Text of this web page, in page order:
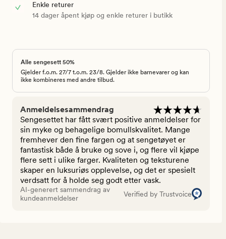
Enkle returer
14 dager åpent kjøp og enkle returer i butikk
Alle sengesett 50%
Gjelder f.o.m. 27/7 t.o.m. 23/8. Gjelder ikke barnevarer og kan
ikke kombineres med andre tilbud.
Anmeldelsesammendrag
Sengesettet har fått svært positive anmeldelser for
sin myke og behagelige bomullskvalitet. Mange
fremhever den fine fargen og at sengetøyet er
fantastisk både å bruke og sove i, og flere vil kjøpe
flere sett i ulike farger. Kvaliteten og teksturene
skaper en luksuriøs opplevelse, og det er spesielt
verdsatt for å holde seg godt etter vask.
AI-generert sammendrag av
kundeanmeldelser
Verified by Trustvoice